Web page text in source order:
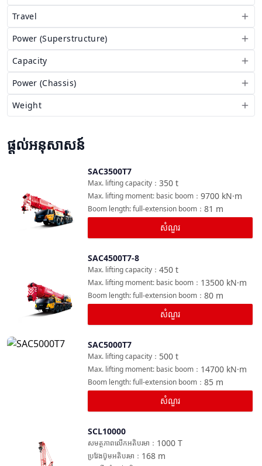
Travel
Power (Superstructure)
Capacity
Power (Chassis)
Weight
ផ្តល់អនុសាសន៍
SAC3500T7
350 t
Max. lifting capacity ：
9700 kN·m
Max. lifting moment: basic boom ：
81 m
Boom length: full-extension boom ：
សំណួរ
SAC4500T7-8
450 t
Max. lifting capacity ：
13500 kN·m
Max. lifting moment: basic boom ：
80 m
Boom length: full-extension boom ：
សំណួរ
ប្រៀបធៀប
SAC5000T7
500 t
Max. lifting capacity ：
14700 kN·m
Max. lifting moment: basic boom ：
85 m
Boom length: full-extension boom ：
សំណួរ
SCL10000
1000 T
សមត្ថភាពលើកអតិបរមា ：
168 m
ប្រវែងប៊ូមអតិបរមា ：